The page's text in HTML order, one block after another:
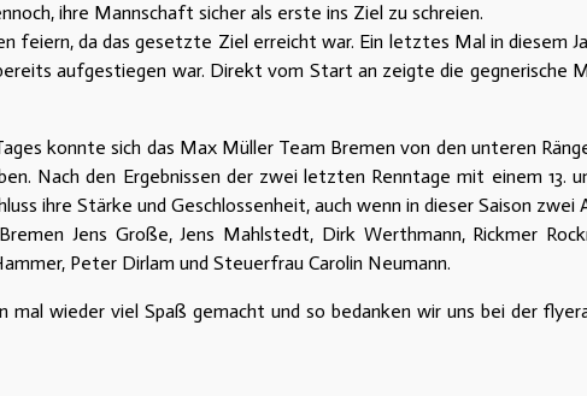
ihre Mannschaft sicher als erste ins Ziel zu schreien.
feiern, da das gesetzte Ziel erreicht war. Ein letztes Mal in diesem
aufgestiegen war. Direkt vom Start an zeigte die gegnerische
konnte sich das Max Müller Team Bremen von den unteren
Nach den Ergebnissen der zwei letzten Renntage mit einem 13.
ihre Stärke und Geschlossenheit, auch wenn in dieser Saison zwei
Jens Große, Jens Mahlstedt, Dirk Werthmann, Rickmer
Peter Dirlam und Steuerfrau Carolin Neumann.
wieder viel Spaß gemacht und so bedanken wir uns bei der